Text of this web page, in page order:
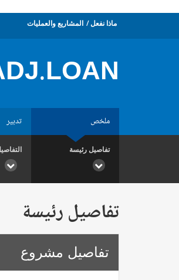
ماذا نفعل المشاريع والعمليات
ملخص تدبير
تفاصيل رئيسة
تفاصيل رئيسة
تفاصيل مشروع